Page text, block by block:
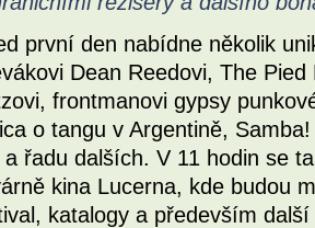
první den nabídne několik
Dean Reedovi, The
frontmanovi gypsy
o tangu v Argentině,
a řadu dalších. V 11 hodin se
kina Lucerna, kde budou
katalogy a především